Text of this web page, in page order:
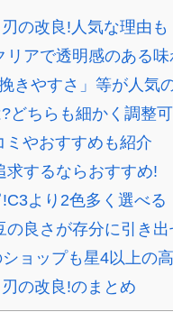
の改良!人気な理由も
アで透明感のある味
きやすさ」等が人気
どちらも細かく調整
ミやおすすめも紹介
求するならおすすめ!
より2色多く選べる
良さが存分に引き出
ョップも星4以上の
の改良!のまとめ